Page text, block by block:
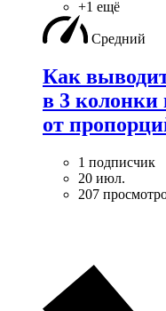
+1 ещё
Средний
Как
в 3 колонки
от
1 подписчик
20 июл.
207